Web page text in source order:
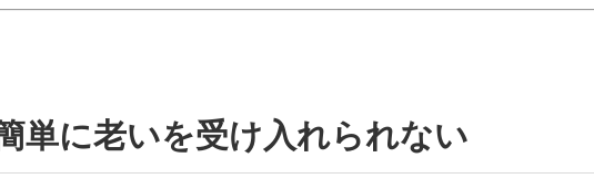
単に老いを受け入れられない